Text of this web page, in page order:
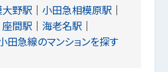
野駅
小田急相模原駅
座間駅
海老名駅
田急線のマンションを探す